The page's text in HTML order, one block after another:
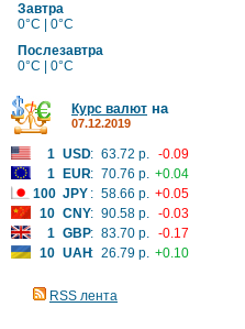
Завтра
0°C | 0°C
Послезавтра
0°C | 0°C
Курс валют на
07.12.2019
1 USD: 63.72 р. -0.09
1
EUR: 70.76 р. +0.04
100 JPY : 58.66 р. +0.05
10 CNY: 90.58 р. -0.03
1 GBP: 83.70 р. -0.17
10 UAH: 26.79 р. +0.10
RSS лента